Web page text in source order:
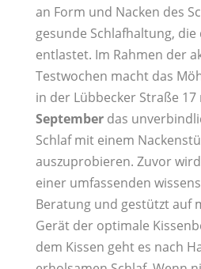
an Form und Nacken des
gesunde Schlafhaltung,
entlastet. Im Rahmen der
Testwochen macht das
in der Lübbecker Straße 17
Septemberdas
Schlaf mit einem
auszuprobieren. Zuvor
einer umfassenden
Beratung und gestützt auf
Gerät der optimale
dem Kissen geht es nach